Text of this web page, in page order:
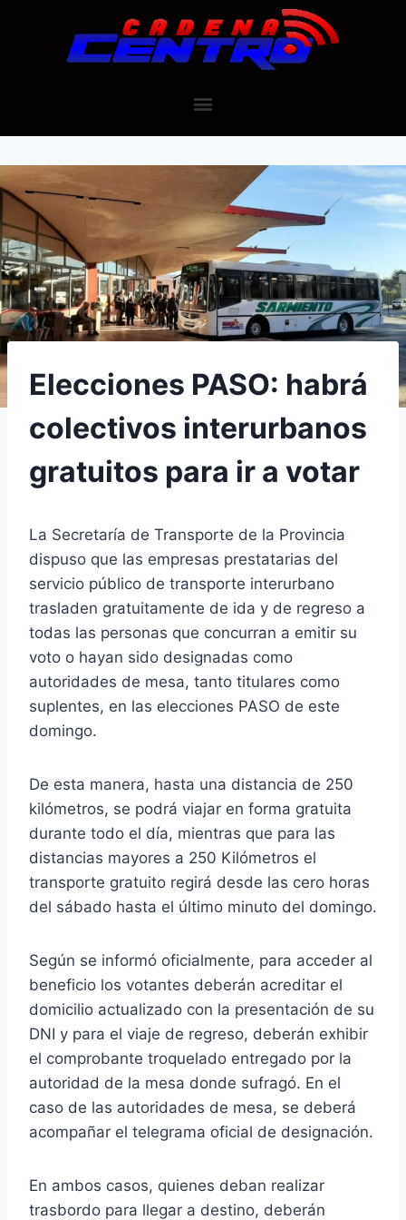
Elecciones PASO: habrá
colectivos interurbanos
gratuitos para ir a votar
La Secretaría de Transporte de la Provincia
dispuso que las empresas prestatarias del
servicio público de transporte interurbano
trasladen gratuitamente de ida y de regreso a
todas las personas que concurran a emitir su
voto o hayan sido designadas como
autoridades de mesa, tanto titulares como
suplentes, en las elecciones PASO de este
domingo.
De esta manera, hasta una distancia de 250
kilómetros, se podrá viajar en forma gratuita
durante todo el día, mientras que para las
distancias mayores a 250 Kilómetros el
transporte gratuito regirá desde las cero horas
del sábado hasta el último minuto del domingo.
Según se informó oficialmente, para acceder al
beneficio los votantes deberán acreditar el
domicilio actualizado con la presentación de su
DNI y para el viaje de regreso, deberán exhibir
el comprobante troquelado entregado por la
autoridad de la mesa donde sufragó. En el
caso de las autoridades de mesa, se deberá
acompañar el telegrama oficial de designación.
En ambos casos, quienes deban realizar
trasbordo para llegar a destino, deberán